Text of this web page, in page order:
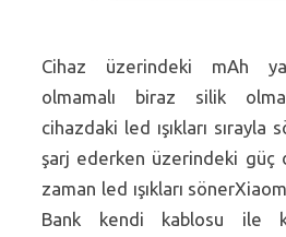
Cihaz üzerindeki mAh
olmamalı biraz silik
cihazdaki led ışıkları sırayla
şarj ederken üzerindeki güç
zaman led ışıkları
Bank kendi kablosu ile